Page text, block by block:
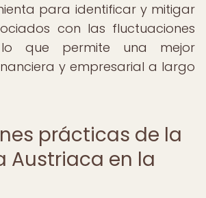
para identificar y mitigar
con las fluctuaciones
lo que permite una mejor
y empresarial a largo
prácticas de la
Austriaca en la